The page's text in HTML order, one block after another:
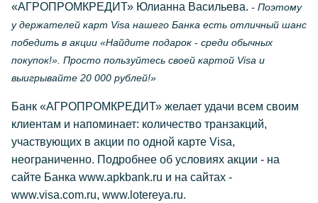
«АГРОПРОМКРЕДИТ» Юлианна Васильева. - Поэтому
у держателей карт Visa нашего Банка есть отличный шанс
победить в акции «Найдите подарок - среди обычных
покупок!». Просто пользуйтесь своей картой Visa и
выигрывайте 20 000 рублей!»
Банк «АГРОПРОМКРЕДИТ» желает удачи всем своим
клиентам и напоминает: количество транзакций,
участвующих в акции по одной карте Visa,
неограниченно. Подробнее об условиях акции - на
сайте Банка www.apkbank.ru и на сайтах -
www.visa.com.ru, www.lotereya.ru.